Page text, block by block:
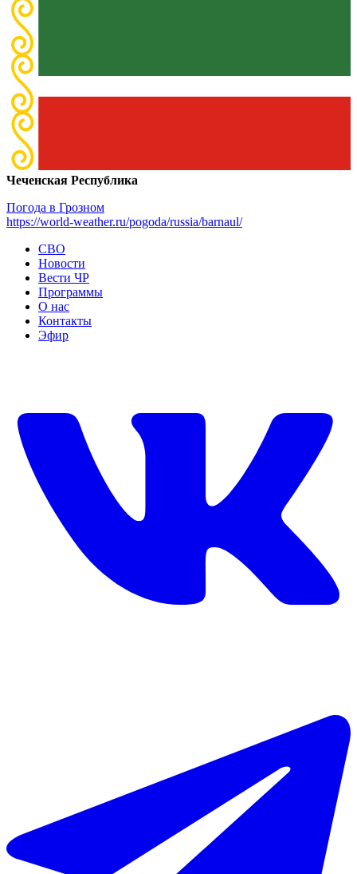
Чеченская Республика
Погода в Грозном
https://world-weather.ru/pogoda/russia/barnaul/
СВО
Новости
Вести ЧР
Программы
О нас
Контакты
Эфир